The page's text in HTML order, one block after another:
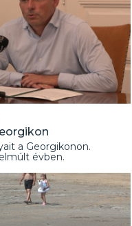
a Georgikonon.
évben.